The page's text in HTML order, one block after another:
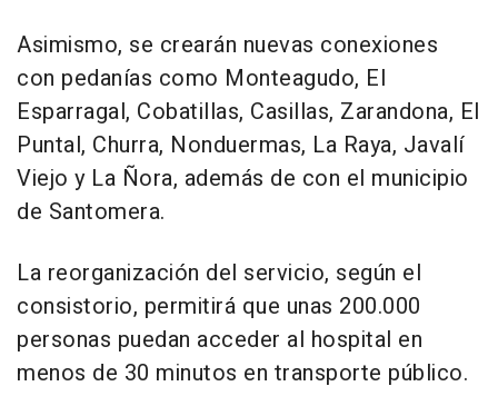
Asimismo, se crearán nuevas conexiones
con pedanías como Monteagudo, El
Esparragal, Cobatillas, Casillas, Zarandona, El
Puntal, Churra, Nonduermas, La Raya, Javalí
Viejo y La Ñora, además de con el municipio
de Santomera.
La reorganización del servicio, según el
consistorio, permitirá que unas 200.000
personas puedan acceder al hospital en
menos de 30 minutos en transporte público.